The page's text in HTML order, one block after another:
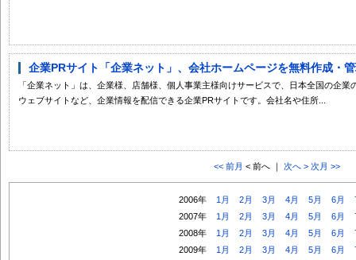
企業PRサイト「企業ネット」、会社ホームページを無料作成・
「企業ネット」は、企業様、店舗様、個人事業主様向けサービスで、日本全国の企
ウェブサイトなど、企業情報を配信できる企業PRサイトです。会社名や住所...
<< 前月 < 前へ ｜ 次へ > 次月 >>
2006年 1月 2月 3月 4月 5月 6月
2007年
1月 2月 3月 4月 5月 6月
2008年
1月 2月 3月 4月 5月 6月
2009年
1月 2月 3月 4月 5月 6月